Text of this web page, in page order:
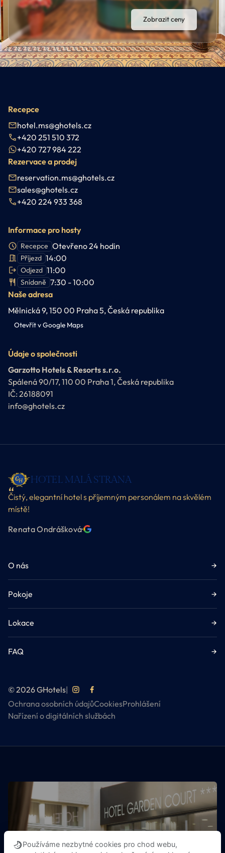
Zobrazit ceny
Recepce
hotel.ms@ghotels.cz
+420 251 510 372
+420 727 984 222
Rezervace a prodej
reservation.ms@ghotels.cz
sales@ghotels.cz
+420 224 933 368
Informace pro hosty
Recepce Otevřeno 24 hodin
Příjezd 14:00
Odjezd 11:00
Snídaně 7:30 - 10:00
Naše adresa
Mělnická 9, 150 00 Praha 5, Česká republika
Otevřít v Google Maps
Údaje o společnosti
Garzotto Hotels & Resorts s.r.o.
Spálená 90/17, 110 00 Praha 1, Česká republika
IČ: 26188091
info@ghotels.cz
HOTEL MALÁ STRANA
Čistý, elegantní hotel s příjemným personálem na skvělém
místě!
Renata Ondrášková·
O nás →
Pokoje →
Lokace →
FAQ →
© 2026 GHotels|
Ochrana osobních údajůCookiesProhlášení
Nařízení o digitálních službách
OBJEVTE VŠECHNY GHOTELS
Používáme nezbytné cookies pro chod webu,